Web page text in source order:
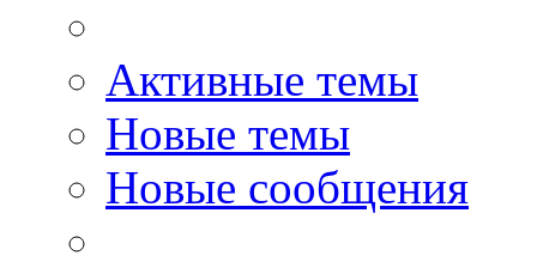
Активные темы
Новые темы
Новые сообщения